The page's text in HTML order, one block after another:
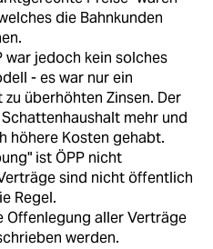
die Bahnkunden
war jedoch kein solches
- es war nur ein
überhöhten Zinsen. Der
mehr und
höhere Kosten gehabt.
ist ÖPP nicht
sind nicht öffentlich
Regel.
Offenlegung aller Verträge
werden.